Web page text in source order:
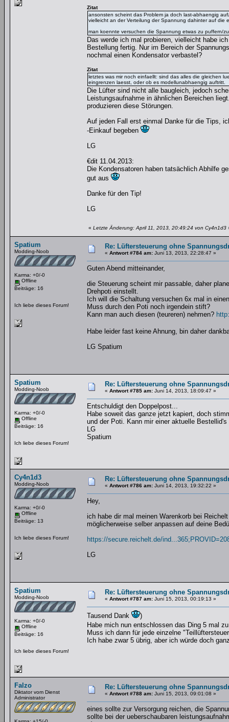
Zitat
ansonsten scheint das Problem ja doch last-abhaengig
vielleicht an der Verteilung der Spannung dahinter auf die
man koennte versuchen die Spannung etwas zu puffern/
Das werde ich mal probieren, vielleicht habe
Bestellung fertig. Nur im Bereich der
nochmal einen Kondensator verbastel?
Zitat
letztes was mir noch einfaellt: sind das alles die gleichen
eingrenzen laesst, oder ob es modellunabhaengig auftritt.
Die Lüfter sind nicht alle baugleich, jedoch
Leistungsaufnahme in ähnlichen Bereichen
produzieren diese Störungen.
Auf jeden Fall erst einmal Danke für die Tips,
-Einkauf begeben
LG
€dit 11.04.2013:
Die Kondensatoren haben tatsächlich Abhilfe
gut aus
Danke für den Tip!
LG
« Letzte Änderung: April 11, 2013, 20:49:24 von Cy4n1d3
Spatium
Modding-Noob
Karma: +0/-0
Offline
Beiträge: 16
Ich liebe dieses Forum!
Re: Lüftersteuerung ohne
« Antwort #784 am: Juni 13, 2013, 22:28:47 »
Guten Abend mitteinander,
die Steuerung scheint mir passable, daher
Drehpoti einstellt.
Ich will die Schaltung versuchen 6x mal in
Muss durch den Poti noch irgendein stift?
Kann man auch diesen (teureren) nehmen?
Habe leider fast keine Ahnung, bin daher
LG Spatium
Spatium
Modding-Noob
Karma: +0/-0
Offline
Beiträge: 16
Ich liebe dieses Forum!
Re: Lüftersteuerung ohne
« Antwort #785 am: Juni 14, 2013, 18:09:47 »
Entschuldigt den Doppelpost...
Habe soweit das ganze jetzt kapiert, doch
und der Poti. Kann mir einer aktuelle Bestellid's
LG
Spatium
Cy4n1d3
Modding-Noob
Karma: +0/-0
Offline
Beiträge: 13
Ich liebe dieses Forum!
Re: Lüftersteuerung ohne
« Antwort #786 am: Juni 14, 2013, 19:32:22 »
Hey,
ich habe dir mal meinen Warenkorb bei
möglicherweise selber anpassen auf deine
https://secure.reichelt.de/
LG
Spatium
Modding-Noob
Karma: +0/-0
Offline
Beiträge: 16
Ich liebe dieses Forum!
Re: Lüftersteuerung ohne
« Antwort #787 am: Juni 15, 2013, 00:19:13 »
Tausend Dank
)
Habe mich nun entschlossen das Ding 5 mal
Muss ich dann für jede einzelne
Ich habe zwar 5 übrig, aber ich würde doch
Falzo
Diktator vom Dienst
Administrator
Re: Lüftersteuerung ohne
« Antwort #788 am: Juni 15, 2013, 09:01:08 »
eines sollte zur Versorgung reichen, die
sollte bei der ueberschaubaren